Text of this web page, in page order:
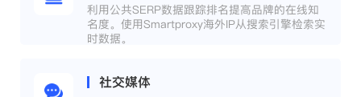
利用公共SERP数据跟踪排名提高品牌的在线知
名度。使用Smartproxy海外IP从搜索引擎检索实
时数据。
社交媒体